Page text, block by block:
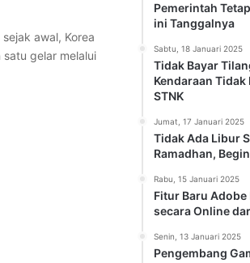
awal, Korea
gelar melalui
Pemerintah
ini Tanggalnya
Sabtu, 18 Januari 2025
Tidak Bayar
Kendaraan
STNK
Jumat, 17 Januari 2025
Tidak Ada Libur
Ramadhan,
Rabu, 15 Januari 2025
Fitur Baru
secara Online
Senin, 13 Januari 2025
Pengembang